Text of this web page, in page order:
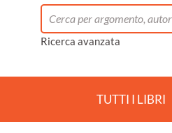
Ricerca avanzata
TUTTI I LIBRI